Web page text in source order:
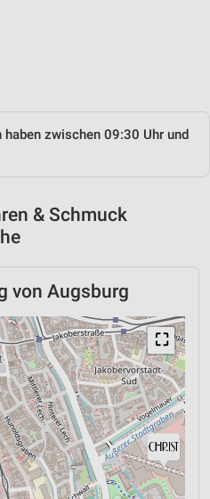
zwischen 09:30 Uhr und
& Schmuck
von Augsburg
⛶